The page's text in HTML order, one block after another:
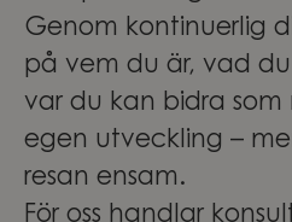
Genom kontinuerlig
på vem du är, vad
var du kan bidra som
egen utveckling –
resan ensam.
För oss handlar